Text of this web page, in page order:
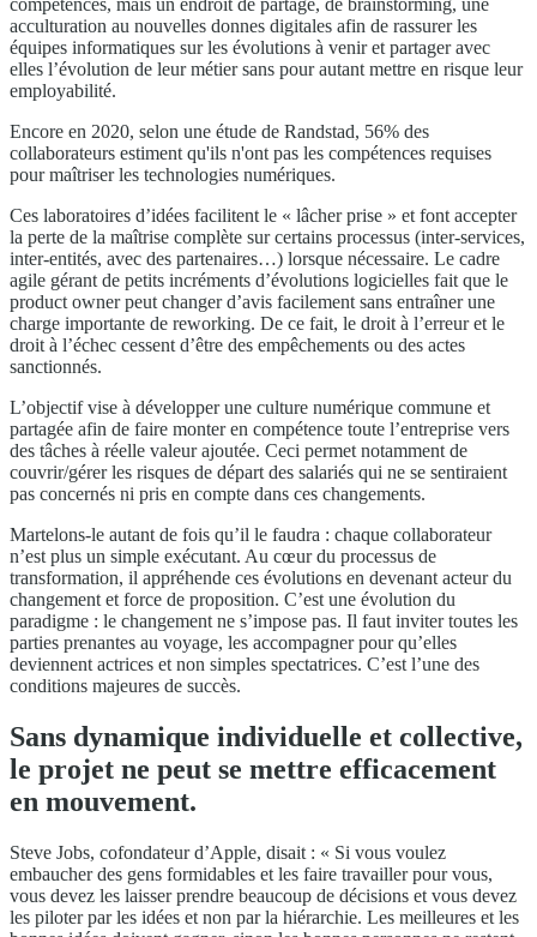
compétences, mais un endroit de partage, de brainstorming, une
acculturation au nouvelles donnes digitales afin de rassurer les
équipes informatiques sur les évolutions à venir et partager avec
elles l’évolution de leur métier sans pour autant mettre en risque leur
employabilité.
Encore en 2020, selon une étude de Randstad, 56% des
collaborateurs estiment qu'ils n'ont pas les compétences requises
pour maîtriser les technologies numériques.
Ces laboratoires d’idées facilitent le « lâcher prise » et font accepter
la perte de la maîtrise complète sur certains processus (inter-services,
inter-entités, avec des partenaires…) lorsque nécessaire. Le cadre
agile gérant de petits incréments d’évolutions logicielles fait que le
product owner peut changer d’avis facilement sans entraîner une
charge importante de reworking. De ce fait, le droit à l’erreur et le
droit à l’échec cessent d’être des empêchements ou des actes
sanctionnés.
L’objectif vise à développer une culture numérique commune et
partagée afin de faire monter en compétence toute l’entreprise vers
des tâches à réelle valeur ajoutée. Ceci permet notamment de
couvrir/gérer les risques de départ des salariés qui ne se sentiraient
pas concernés ni pris en compte dans ces changements.
Martelons-le autant de fois qu’il le faudra : chaque collaborateur
n’est plus un simple exécutant. Au cœur du processus de
transformation, il appréhende ces évolutions en devenant acteur du
changement et force de proposition. C’est une évolution du
paradigme : le changement ne s’impose pas. Il faut inviter toutes les
parties prenantes au voyage, les accompagner pour qu’elles
deviennent actrices et non simples spectatrices. C’est l’une des
conditions majeures de succès.
Sans dynamique individuelle et collective,
le projet ne peut se mettre efficacement
en mouvement.
Steve Jobs, cofondateur d’Apple, disait : « Si vous voulez
embaucher des gens formidables et les faire travailler pour vous,
vous devez les laisser prendre beaucoup de décisions et vous devez
les piloter par les idées et non par la hiérarchie. Les meilleures et les